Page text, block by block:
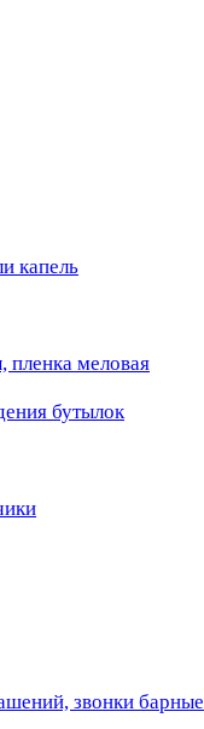
капель
меловая
бутылок
звонки барные